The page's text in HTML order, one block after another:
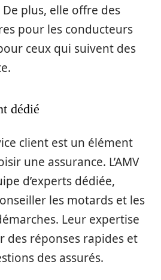
plus, elle offre des
pour les conducteurs
ceux qui suivent des
dédié
client est un élément
une assurance. L’AMV
d’experts dédiée,
les motards et les
Leur expertise
des réponses rapides et
des assurés.